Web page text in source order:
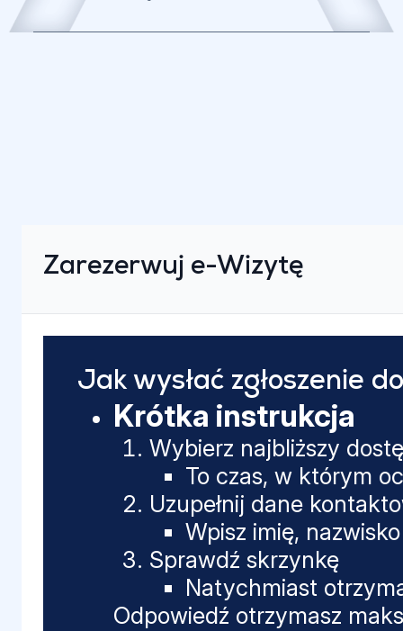
Zarezerwuj e-Wizytę
Jak wysłać zgłoszenie
Krótka instrukcja
Wybierz najbliższy
To czas, w którym
Uzupełnij dane
Wpisz imię,
Sprawdź skrzynkę
Natychmiast
Odpowiedź otrzymasz